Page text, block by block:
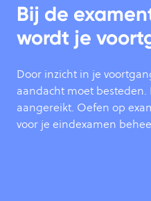
Bij de
wordt je
Door inzicht in je
aandacht moet
aangereikt. Oefen op
voor je eindexamen